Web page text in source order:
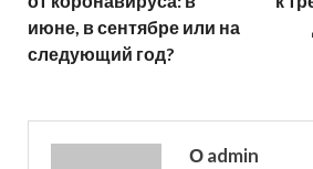
июне, в сентябре или на
следующий год?
О admin